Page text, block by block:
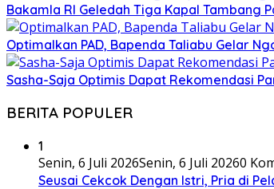
Bakamla RI Geledah Tiga Kapal Tambang
Optimalkan PAD, Bapenda Taliabu Gelar
Sasha-Saja Optimis Dapat Rekomendasi
BERITA POPULER
1
Senin, 6 Juli 2026Senin, 6 Juli 20260
Seusai Cekcok Dengan Istri, Pria di